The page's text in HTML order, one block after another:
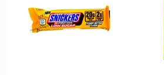
Solidea Collants Et Bas
Somatoline Cosmetic Minceur
Soria Natural/soria Bel